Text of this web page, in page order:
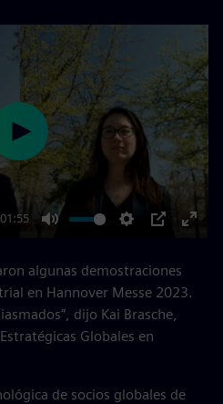
01:55
Play
algunas demostraciones
en Hannover Messe 2023.
dijo Kai Brasche,
Globales en
de socios globales de